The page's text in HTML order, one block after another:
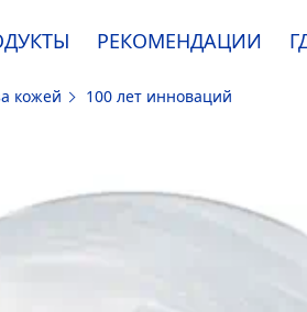
Наш сайт использует файлы cookie.
РЕКОМЕНДАЦИИ
кожей 100 лет инноваций